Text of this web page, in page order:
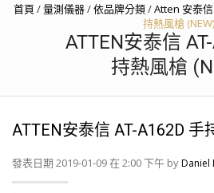
首頁 /量測儀器/依品牌分類/Atten 安泰信
持熱風槍 (NEW)
ATTEN安泰信
持熱風槍
ATTEN安泰信 AT-A162D 手
發表日期 2019-01-09 在 2:00 下午 byDaniel